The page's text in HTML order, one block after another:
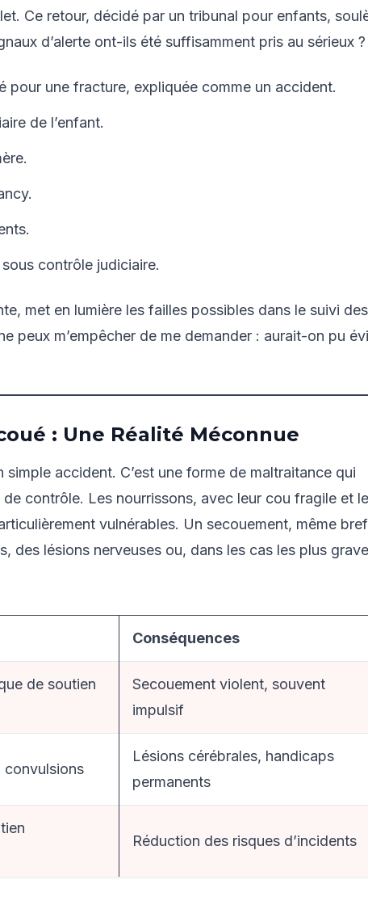
Ce retour, décidé par un tribunal pour enfants,
d’alerte ont-ils été suffisamment pris au sérieux ?
une fracture, expliquée comme un accident.
de l’enfant.
contrôle judiciaire.
met en lumière les failles possibles dans le suivi des
peux m’empêcher de me demander : aurait-on pu
: Une Réalité Méconnue
simple accident. C’est une forme de maltraitance qui
contrôle. Les nourrissons, avec leur cou fragile et
vulnérables. Un secouement, même
des lésions nerveuses ou, dans les cas les plus
Conséquences
de soutien
Secouement violent, souvent
impulsif
convulsions
Lésions cérébrales, handicaps
permanents
Réduction des risques d’incidents